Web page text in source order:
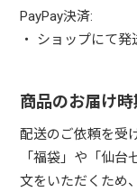
PayPay決済:
・ ショップにて
商品のお届け時
配送のご依頼を受
「福袋」や「仙
文をいただくため